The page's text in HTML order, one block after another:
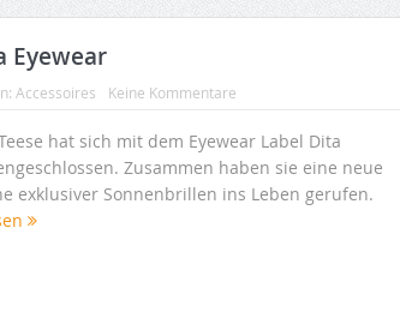
Eyewear
Accessoires Keine Kommentare
hat sich mit dem Eyewear Label Dita
Zusammen haben sie eine neue
exklusiver Sonnenbrillen ins Leben gerufen.